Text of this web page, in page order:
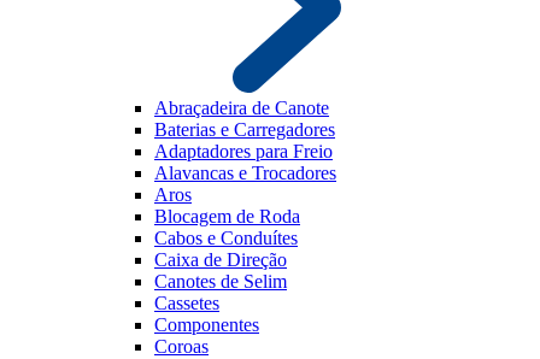
Abraçadeira de Canote
Baterias e Carregadores
Adaptadores para Freio
Alavancas e Trocadores
Aros
Blocagem de Roda
Cabos e Conduítes
Caixa de Direção
Canotes de Selim
Cassetes
Componentes
Coroas